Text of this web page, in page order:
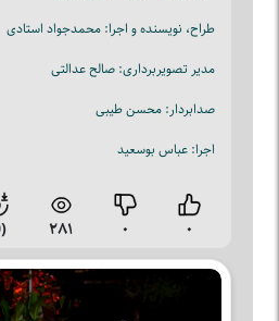
طراح، نویسنده و اجرا: محمدجواد استادی
مدیر تصویربرداری: صالح عدالتی
صدابردار: محسن طیبی
اجرا: عباس بوسعید
۰ ۰ ۲۸۱ (0)